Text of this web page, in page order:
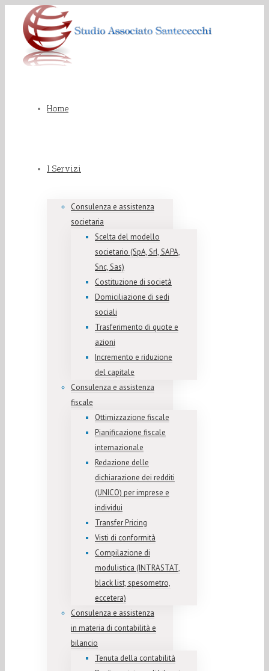
Home
I Servizi
Consulenza e assistenza
societaria
Scelta del modello
societario (SpA, Srl, SAPA,
Snc, Sas)
Costituzione di società
Domiciliazione di sedi
sociali
Trasferimento di quote e
azioni
Incremento e riduzione
del capitale
Consulenza e assistenza
fiscale
Ottimizzazione fiscale
Pianificazione fiscale
internazionale
Redazione delle
dichiarazione dei redditi
(UNICO) per imprese e
individui
Transfer Pricing
Visti di conformità
Compilazione di
modulistica (INTRASTAT,
black list, spesometro,
eccetera)
Consulenza e assistenza
in materia di contabilità e
bilancio
Tenuta della contabilità